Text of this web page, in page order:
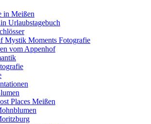
in Meißen
Urlaubstagebuch
Mystik Moments Fotografie
vom Appenhof
Places Meißen